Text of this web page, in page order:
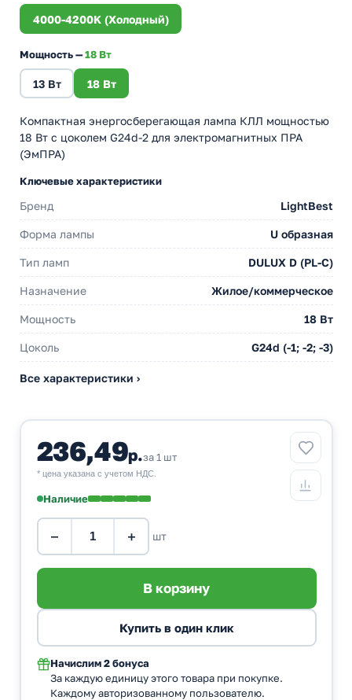
4000-4200K (Холодный)
Мощность —18 Вт
13 Вт 18 Вт
Компактная энергосберегающая лампа КЛЛ мощностью
18 Вт с цоколем G24d-2 для электромагнитных ПРА
(ЭмПРА)
Ключевые характеристики
Бренд LightBest
Форма лампы U образная
Тип ламп DULUX D (PL-C)
Назначение Жилое/коммерческое
Мощность 18 Вт
Цоколь G24d (-1; -2; -3)
Все характеристики ›
236,49р.за 1 шт
* цена указана с учетом НДС.
Наличие
− + шт
Начислим 2 бонуса
За каждую единицу этого товара при покупке.
Каждому авторизованному пользователю.